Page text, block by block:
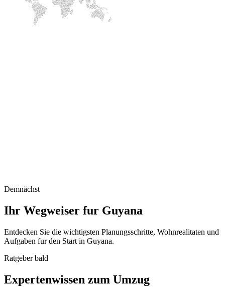
Demnächst
Ihr Wegweiser fur Guyana
Entdecken Sie die wichtigsten Planungsschritte, Wohnrealitaten und
Aufgaben fur den Start in Guyana.
Ratgeber bald
Expertenwissen zum Umzug